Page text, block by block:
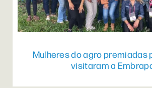
Mulheres do agro premiadas
visitaram a